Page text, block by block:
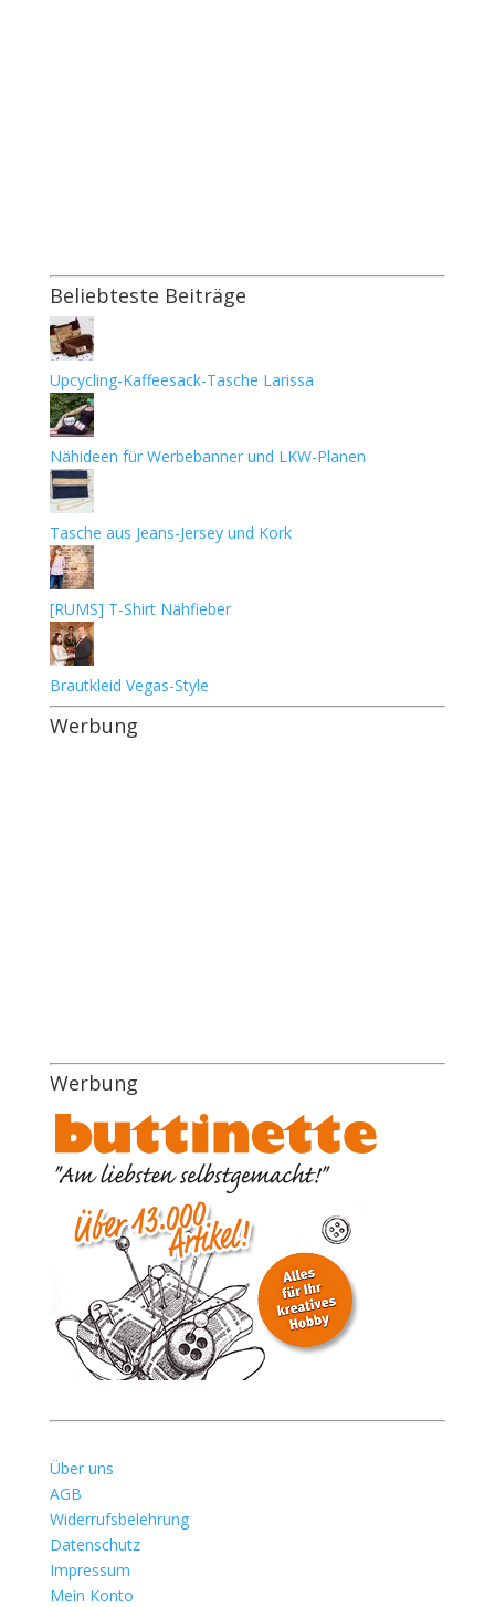
Beliebteste Beiträge
Upcycling-Kaffeesack-Tasche Larissa
Nähideen für Werbebanner und LKW-Planen
Tasche aus Jeans-Jersey und Kork
[RUMS] T-Shirt Nähfieber
Brautkleid Vegas-Style
Werbung
Werbung
Über uns
AGB
Widerrufsbelehrung
Datenschutz
Impressum
Mein Konto